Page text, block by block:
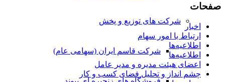
شرکت های توزیع و پخش
شرکت قاسم ایران (سهامی عام)
صفحات
اخبار
ارتباط با امور سهام
اطلاعیه‌ها
اطلاعیه‌ها
اعضای هیئت مدیره و مدیر عامل
چشم انداز و تحلیل فضای کسب و کار